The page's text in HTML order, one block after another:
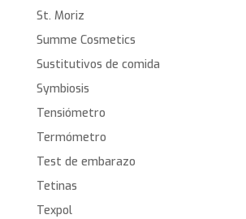
St. Moriz
Summe Cosmetics
Sustitutivos de comida
Symbiosis
Tensiómetro
Termómetro
Test de embarazo
Tetinas
Texpol